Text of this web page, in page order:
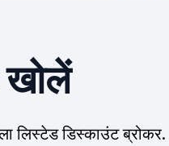
लिस्टेड डिस्काउंट ब्रोकर.